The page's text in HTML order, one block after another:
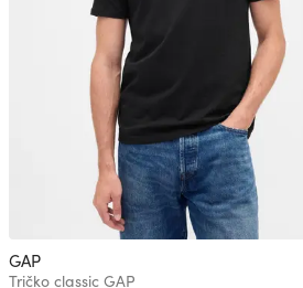
GAP
Tričko classic GAP